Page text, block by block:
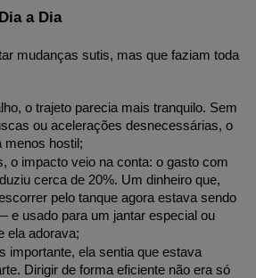
a Dia
mudanças sutis, mas que faziam toda
o trajeto parecia mais tranquilo. Sem
ou acelerações desnecessárias, o
menos hostil;
o impacto veio na conta: o gasto com
cerca de 20%. Um dinheiro que,
pelo tanque agora estava sendo
e usado para um jantar especial ou
ela adorava;
importante, ela sentia que estava
Dirigir de forma eficiente não era só